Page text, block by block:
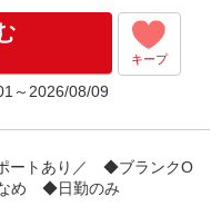
キープ
～2026/08/09
ートあり／ ◆ブランクO
め ◆日勤のみ